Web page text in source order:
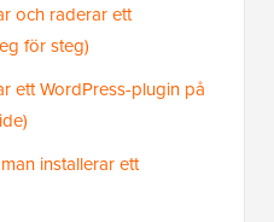
och raderar ett
för steg)
ett WordPress-plugin på
installerar ett